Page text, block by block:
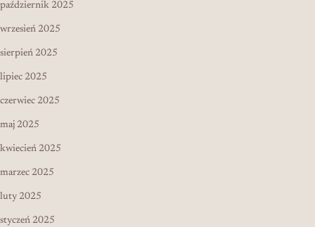
październik 2025
wrzesień 2025
sierpień 2025
lipiec 2025
czerwiec 2025
maj 2025
kwiecień 2025
marzec 2025
luty 2025
styczeń 2025